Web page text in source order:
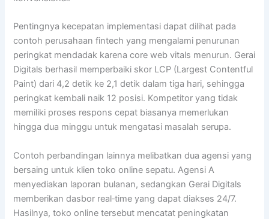
Pentingnya kecepatan implementasi dapat dilihat pada
contoh perusahaan fintech yang mengalami penurunan
peringkat mendadak karena core web vitals menurun. Gerai
Digitals berhasil memperbaiki skor LCP (Largest Contentful
Paint) dari 4,2 detik ke 2,1 detik dalam tiga hari, sehingga
peringkat kembali naik 12 posisi. Kompetitor yang tidak
memiliki proses respons cepat biasanya memerlukan
hingga dua minggu untuk mengatasi masalah serupa.
Contoh perbandingan lainnya melibatkan dua agensi yang
bersaing untuk klien toko online sepatu. Agensi A
menyediakan laporan bulanan, sedangkan Gerai Digitals
memberikan dasbor real‑time yang dapat diakses 24/7.
Hasilnya, toko online tersebut mencatat peningkatan